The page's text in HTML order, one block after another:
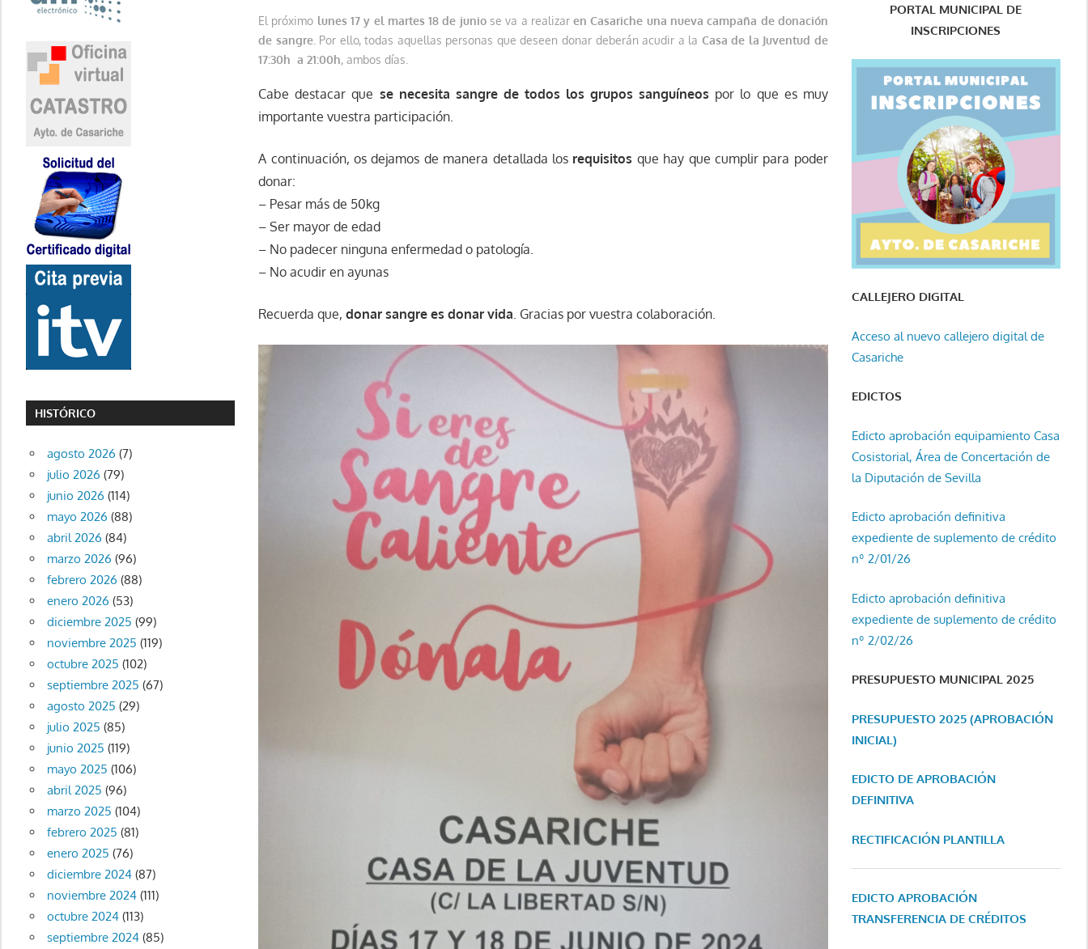
El próximo lunes 17 y el martes 18 de junio se va a realizaren Casariche una nueva campaña de donación
de sangre. Por ello, todas aquellas personas que deseen donar deberán acudir a la Casa de la Juventud de
17:30h a 21:00h, ambos días.
Cabe destacar que se necesita sangre de todos los grupos sanguíneos por lo que es muy
importante vuestra participación.
A continuación, os dejamos de manera detallada los requisitos que hay que cumplir para poder
donar:
– Pesar más de 50kg
– Ser mayor de edad
– No padecer ninguna enfermedad o patología.
– No acudir en ayunas
Recuerda que,donar sangre es donar vida . Gracias por vuestra colaboración.
HISTÓRICO
agosto 2026 (7)
julio 2026 (79)
junio 2026 (114)
mayo 2026 (88)
abril 2026 (84)
marzo 2026 (96)
febrero 2026 (88)
enero 2026 (53)
diciembre 2025 (99)
noviembre 2025 (119)
octubre 2025 (102)
septiembre 2025 (67)
agosto 2025 (29)
julio 2025 (85)
junio 2025 (119)
mayo 2025 (106)
abril 2025 (96)
marzo 2025 (104)
febrero 2025 (81)
enero 2025 (76)
diciembre 2024(87)
noviembre 2024(111)
octubre 2024(113)
septiembre 2024(85)
PORTAL MUNICIPAL DE
INSCRIPCIONES
CALLEJERO DIGITAL
Acceso al nuevo callejero digital de
Casariche
EDICTOS
Edicto aprobación equipamiento Casa
Cosistorial, Área de Concertación de
la Diputación de Sevilla
Edicto aprobación definitiva
expediente de suplemento de crédito
nº 2/01/26
Edicto aprobación definitiva
expediente de suplemento de crédito
nº 2/02/26
PRESUPUESTO MUNICIPAL 2025
PRESUPUESTO 2025 (APROBACIÓN
INICIAL)
EDICTO DE APROBACIÓN
DEFINITIVA
RECTIFICACIÓN PLANTILLA
EDICTO APROBACIÓN
TRANSFERENCIA DE CRÉDITOS